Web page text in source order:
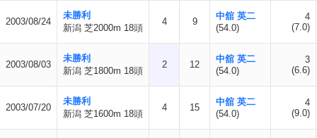
2003/08/24
未勝利
新潟 芝2000m 18頭
4 9
中舘 英二
(54.0)
4
(7.0)
2003/08/03
未勝利
新潟 芝1800m 18頭
2 12
中舘 英二
(54.0)
3
(6.6)
2003/07/20
未勝利
新潟 芝1600m 18頭
4 15
中舘 英二
(54.0)
4
(9.0)